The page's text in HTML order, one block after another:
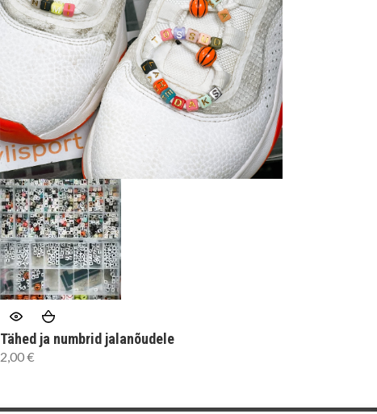
Tähed ja numbrid jalanõudele
2,00€